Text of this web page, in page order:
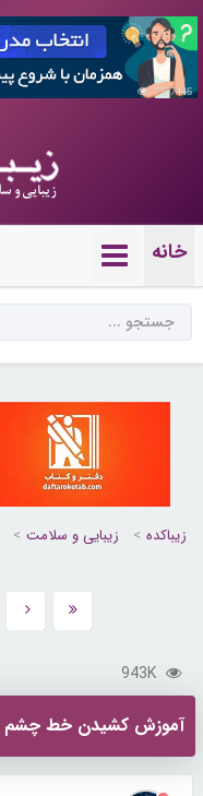
7357446
خانه
زیباکده زیبایی و سلامت
943K
آموزش کشیدن خط چشم